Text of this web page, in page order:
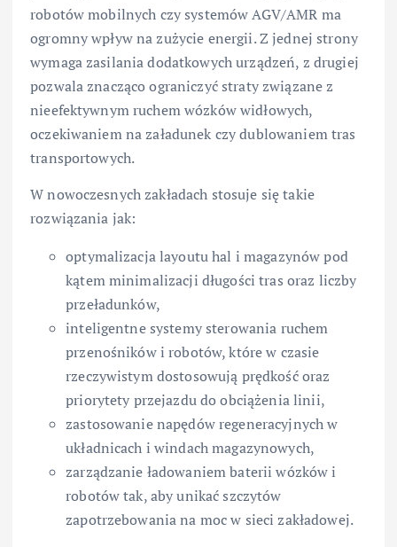
robotów mobilnych czy systemów AGV/AMR ma
ogromny wpływ na zużycie energii. Z jednej strony
wymaga zasilania dodatkowych urządzeń, z drugiej
pozwala znacząco ograniczyć straty związane z
nieefektywnym ruchem wózków widłowych,
oczekiwaniem na załadunek czy dublowaniem tras
transportowych.
W nowoczesnych zakładach stosuje się takie
rozwiązania jak:
optymalizacja layoutu hal i magazynów pod
kątem minimalizacji długości tras oraz liczby
przeładunków,
inteligentne systemy sterowania ruchem
przenośników i robotów, które w czasie
rzeczywistym dostosowują prędkość oraz
priorytety przejazdu do obciążenia linii,
zastosowanie napędów regeneracyjnych w
układnicach i windach magazynowych,
zarządzanie ładowaniem baterii wózków i
robotów tak, aby unikać szczytów
zapotrzebowania na moc w sieci zakładowej.